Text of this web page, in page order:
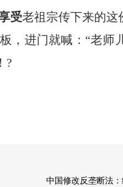
受老祖宗传下来的这
，进门就喊：“老
?
中国修改反垄断法